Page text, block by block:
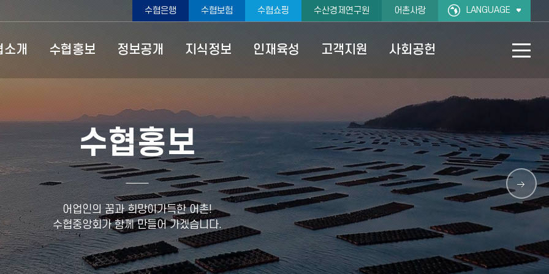
수협은행 수협보험 수협쇼핑 수산경제연구원 어촌사랑 LANGUAGE
소개 수협홍보 정보공개 지식정보 인재육성 고객지원 사회공헌
수협홍보
어업인의 꿈과 희망이가득한 어촌!
수협중앙회가 함께 만들어 가겠습니다.